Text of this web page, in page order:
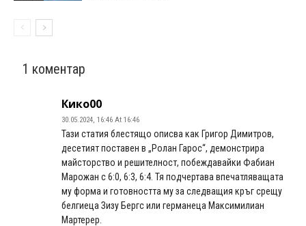
1 коментар
Кико00
30.05.2024, 16:46 At 16:46
Тази статия блестящо описва как Григор Димитров,
десетият поставен в „Ролан Гарос“, демонстрира
майсторство и решителност, побеждавайки Фабиан
Марожан с 6:0, 6:3, 6:4. Тя подчертава впечатляващата
му форма и готовността му за следващия кръг срещу
белгиеца Зизу Бергс или германеца Максимилиан
Мартерер.